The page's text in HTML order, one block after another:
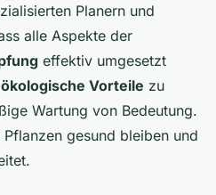
Planern und
alle Aspekte der
effektiv umgesetzt
ökologische Vorteile zu
Wartung von Bedeutung.
gesund bleiben und